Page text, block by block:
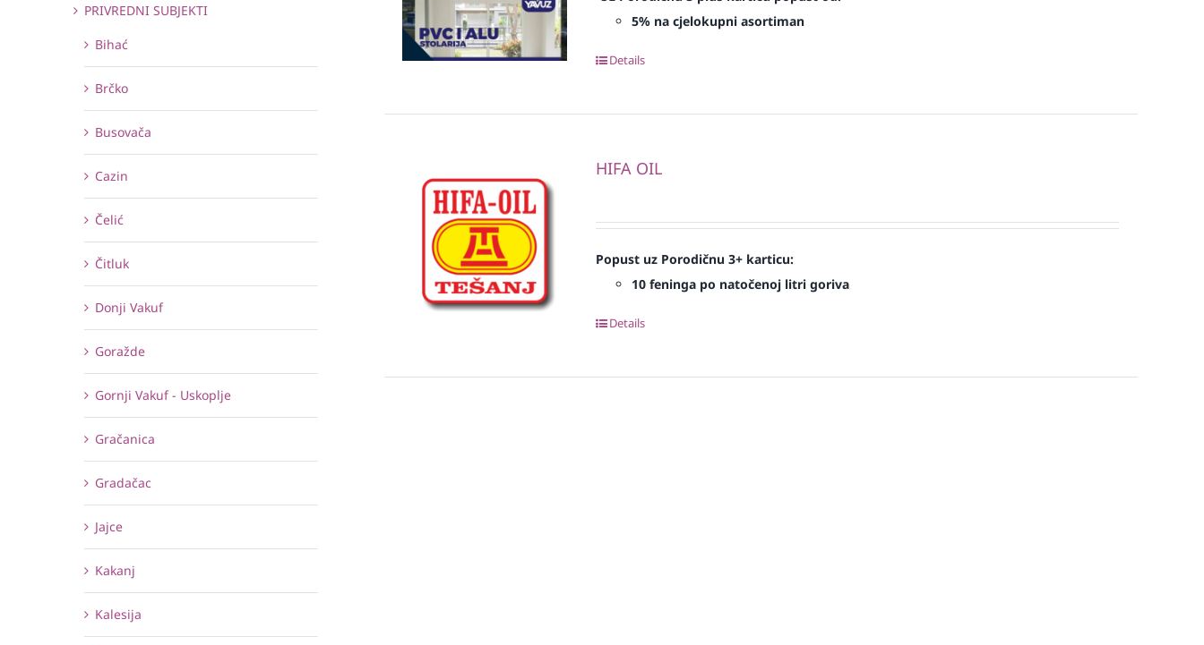
5% na cjelokupni asortiman
Details
HIFA OIL
Popust uz Porodičnu 3+ karticu:
10 feninga po natočenoj litri goriva
Details
PRIVREDNI SUBJEKTI
Bihać
Brčko
Busovača
Cazin
Čelić
Čitluk
Donji Vakuf
Goražde
Gornji Vakuf - Uskoplje
Gračanica
Gradačac
Jajce
Kakanj
Kalesija